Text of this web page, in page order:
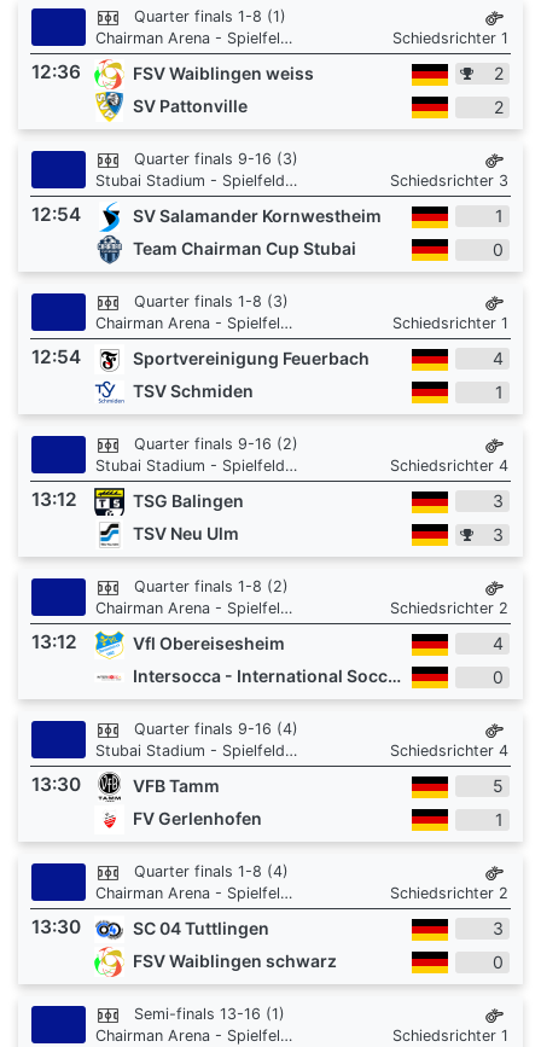
Quarter finals 1-8 (1)
Chairman Arena - Spielfeld 1
Schiedsrichter 1
12:36 FSV Waiblingen weiss
2
SV Pattonville
2
Quarter finals 9-16 (3)
Stubai Stadium - Spielfeld 3
Schiedsrichter 3
12:54 SV Salamander Kornwestheim
1
Team Chairman Cup Stubai
0
Quarter finals 1-8 (3)
Chairman Arena - Spielfeld 1
Schiedsrichter 1
12:54 Sportvereinigung Feuerbach
4
TSV Schmiden
1
Quarter finals 9-16 (2)
Stubai Stadium - Spielfeld 3
Schiedsrichter 4
13:12 TSG Balingen
3
TSV Neu Ulm
3
Quarter finals 1-8 (2)
Chairman Arena - Spielfeld 1
Schiedsrichter 2
13:12 Vfl Obereisesheim
4
Intersocca - International Soccer Academy
0
Quarter finals 9-16 (4)
Stubai Stadium - Spielfeld 3
Schiedsrichter 4
13:30 VFB Tamm
5
FV Gerlenhofen
1
Quarter finals 1-8 (4)
Chairman Arena - Spielfeld 1
Schiedsrichter 2
13:30 SC 04 Tuttlingen
3
FSV Waiblingen schwarz
0
Semi-finals 13-16 (1)
Chairman Arena - Spielfeld 1
Schiedsrichter 1